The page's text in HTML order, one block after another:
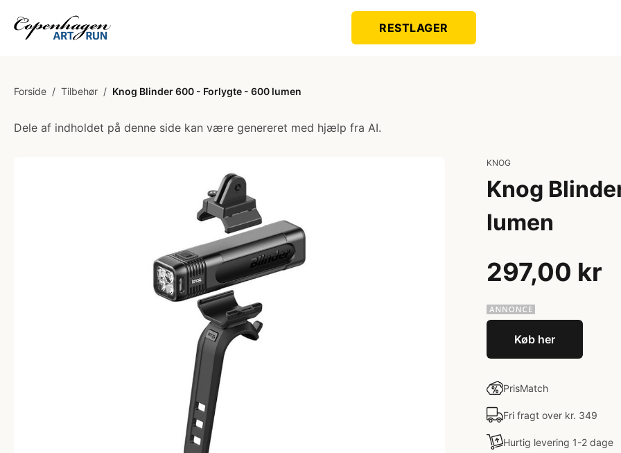
RESTLAGER
Forside / Tilbehør / Knog Blinder 600 - Forlygte - 600 lumen
Dele af indholdet på denne side kan være genereret med hjælp fra AI.
KNOG
Knog
lumen
297,00 kr
Køb her
PrisMatch
Fri fragt over kr. 349
Hurtig levering 1-2 dage